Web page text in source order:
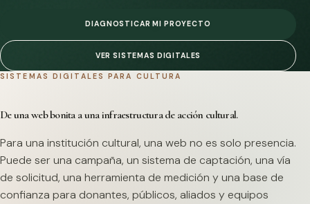
DIAGNOSTICAR MI PROYECTO
VER SISTEMAS DIGITALES
SISTEMAS DIGITALES PARA CULTURA
De una web bonita a una infraestructura de acción cultural.
Para una institución cultural, una web no es solo presencia.
Puede ser una campaña, un sistema de captación, una vía
de solicitud, una herramienta de medición y una base de
confianza para donantes, públicos, aliados y equipos